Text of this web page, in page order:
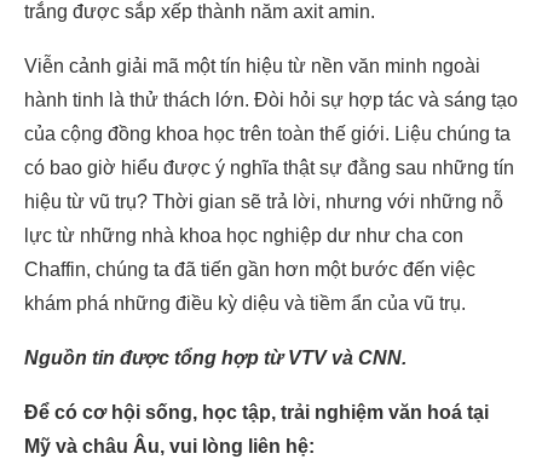
trắng được sắp xếp thành năm axit amin.
Viễn cảnh giải mã một tín hiệu từ nền văn minh ngoài
hành tinh là thử thách lớn. Đòi hỏi sự hợp tác và sáng tạo
của cộng đồng khoa học trên toàn thế giới. Liệu chúng ta
có bao giờ hiểu được ý nghĩa thật sự đằng sau những tín
hiệu từ vũ trụ? Thời gian sẽ trả lời, nhưng với những nỗ
lực từ những nhà khoa học nghiệp dư như cha con
Chaffin, chúng ta đã tiến gần hơn một bước đến việc
khám phá những điều kỳ diệu và tiềm ẩn của vũ trụ.
Nguồn tin được tổng hợp từ VTV và CNN.
Để có cơ hội sống, học tập, trải nghiệm văn hoá tại
Mỹ và châu Âu, vui lòng liên hệ: